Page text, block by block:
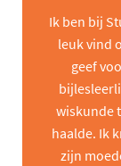
Ik ben bij
leuk vind
geef
wiskunde
haalde. Ik
zijn